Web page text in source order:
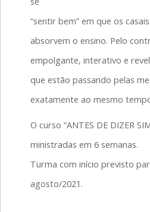
“sentir bem” em que os
absorvem o ensino. Pelo
empolgante, interativo e
que estão passando pelas
exatamente ao mesmo
O curso “ANTES DE DIZER
ministradas em 6 semanas.
Turma com início previsto
agosto/2021.